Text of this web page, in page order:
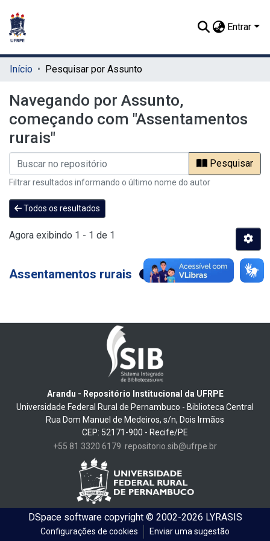
Entrar
Início Pesquisar por Assunto
Navegando por Assunto,
começando com "Assentamentos
rurais"
Pesquisar
Filtrar resultados informando o último nome do autor
Todos os resultados
Agora exibindo 1 - 1 de 1
Assentamentos rurais
Arandu - Repositório Institucional da UFRPE
Universidade Federal Rural de Pernambuco - Biblioteca Central
Rua Dom Manuel de Medeiros, s/n, Dois Irmãos
CEP: 52171-900 - Recife/PE
+55 81 3320 6179 repositorio.sib@ufrpe.br
DSpace softwarecopyright © 2002-2026 LYRASIS
Configurações de cookies Enviar uma sugestão